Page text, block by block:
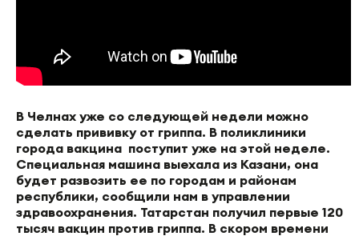
В Челнах уже со следующей недели можно
сделать прививку от гриппа. В поликлиники
города вакцина поступит уже на этой неделе.
Специальная машина выехала из Казани, она
будет развозить ее по городам и районам
республики, сообщили нам в управлении
здравоохранения. Татарстан получил первые 120
тысяч вакцин против гриппа. В скором времени